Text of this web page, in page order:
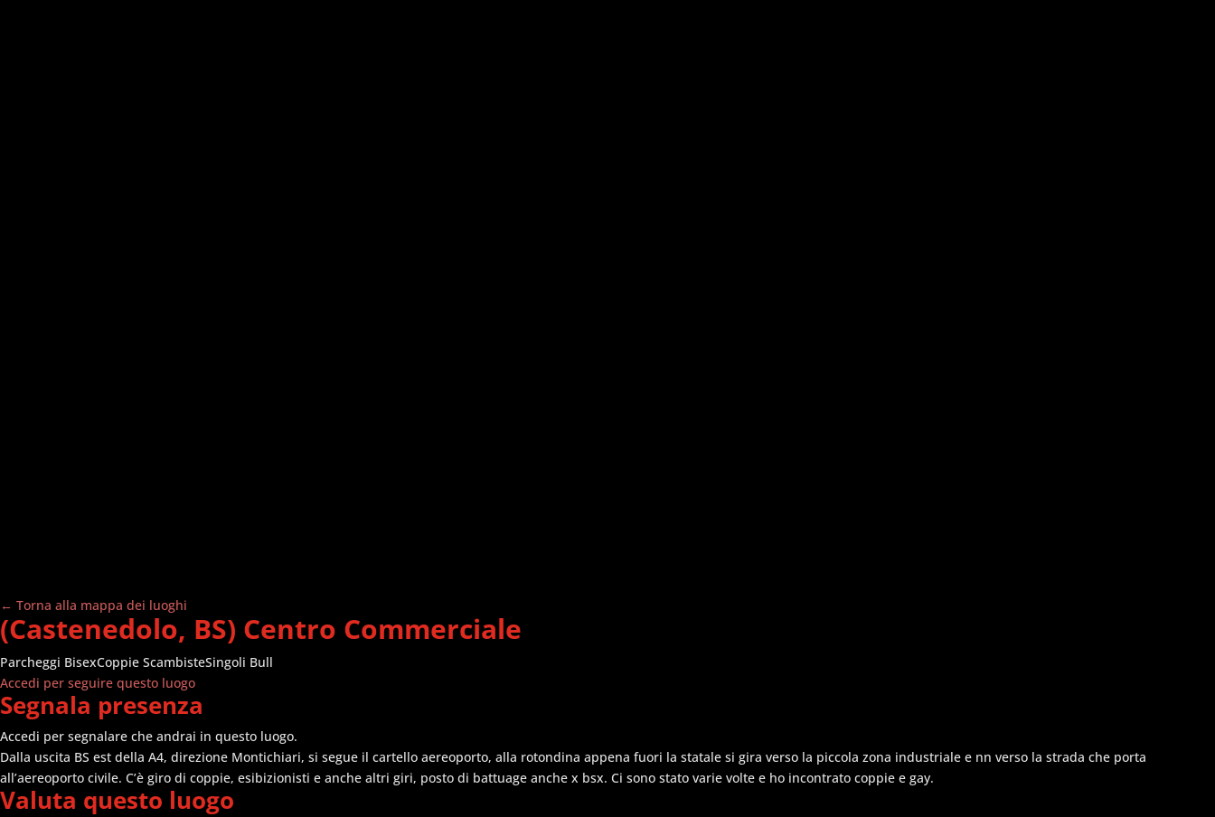
← Torna alla mappa dei luoghi
(Castenedolo, BS) Centro Commerciale
Parcheggi BisexCoppie ScambisteSingoli Bull
Accedi per seguire questo luogo
Segnala presenza
Accedi per segnalare che andrai in questo luogo.
Dalla uscita BS est della A4, direzione Montichiari, si segue il cartello aereoporto, alla rotondina appena fuori la statale si gira verso la piccola zona industriale e nn verso la strada che porta
all’aereoporto civile. C’è giro di coppie, esibizionisti e anche altri giri, posto di battuage anche x bsx. Ci sono stato varie volte e ho incontrato coppie e gay.
Valuta questo luogo